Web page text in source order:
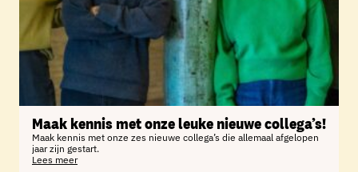
Maak kennis met onze leuke nieuwe collega’s!
Maak kennis met onze zes nieuwe collega’s die allemaal afgelopen
jaar zijn gestart.
Lees meer